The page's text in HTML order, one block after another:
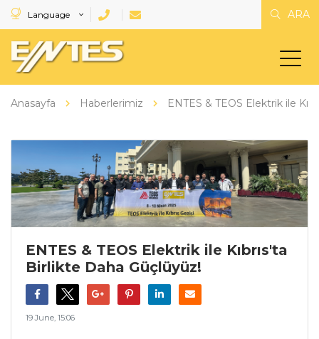
Language ARA
Anasayfa Haberlerimiz ENTES & TEOS Elektrik ile
ENTES & TEOS Elektrik ile Kıbrıs'ta
Birlikte Daha Güçlüyüz!
19 June, 15:06